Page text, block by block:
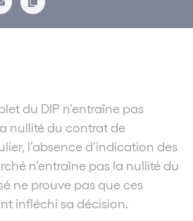
du DIP n’entraîne pas
nullité du contrat de
l’absence d’indication des
n’entraîne pas la nullité du
ne prouve pas que ces
infléchi sa décision.